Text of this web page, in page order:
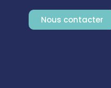
Nous contacter